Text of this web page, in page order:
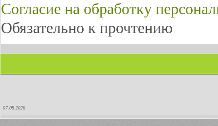
Согласие на обработку
Обязательно к прочтению
07.08.2026